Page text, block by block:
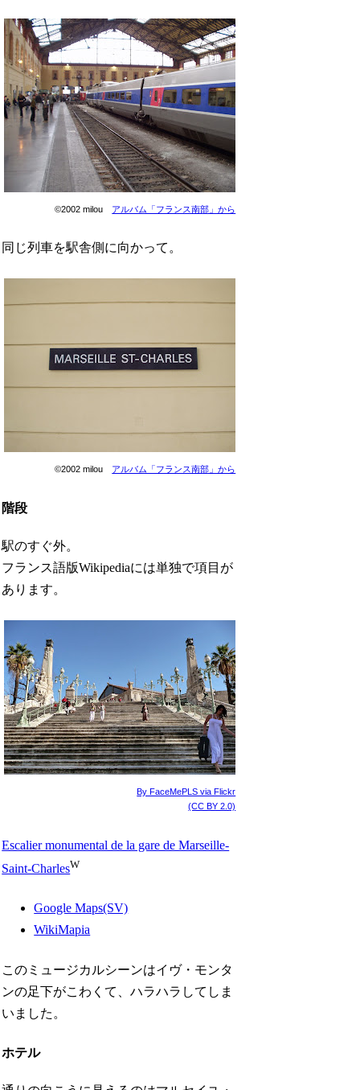
©2002 milou アルバム「フランス南部」から
同じ列車を駅舎側に向かって。
©2002 milou アルバム「フランス南部」から
階段
駅のすぐ外。
フランス語版Wikipediaには単独で項目が
あります。
By FaceMePLS via Flickr
(CC BY 2.0)
Escalier monumental de la gare de Marseille-
Saint-CharlesW
Google Maps(SV)
WikiMapia
このミュージカルシーンはイヴ・モンタ
ンの足下がこわくて、ハラハラしてしま
いました。
ホテル